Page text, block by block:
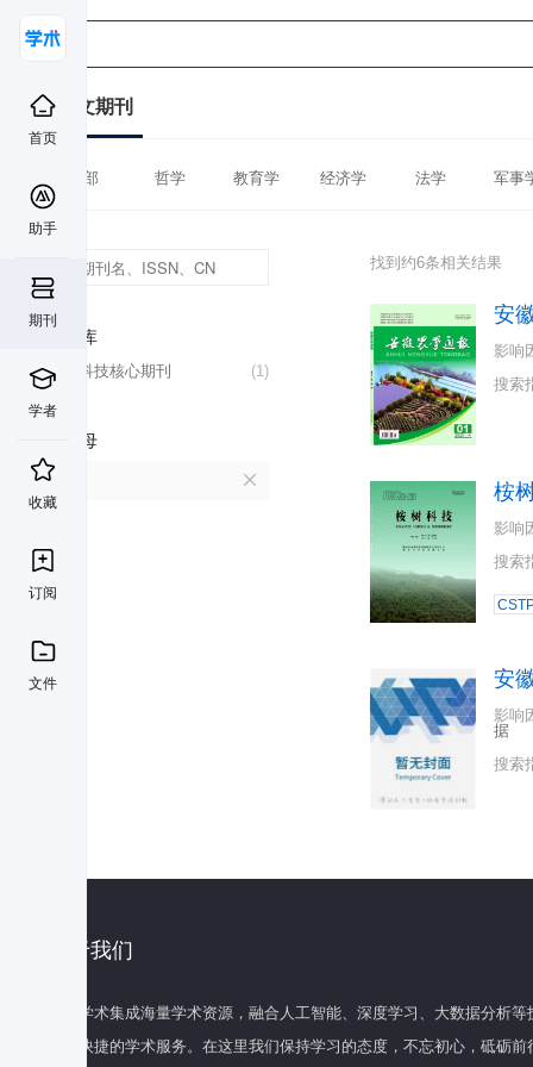
首页
助手
期刊
学者
收藏
订阅
文件
中文期刊
全部 哲学 教育学 经济学 法学 军事
数据库
(1)
中国科技核心期刊
首字母
找到约6条相关结果
安
影响
搜索
桉
影响
搜索
安
影响
据
搜索
关于我们
百度学术集成海量学术资源，融合人工智能、深度学习、大数据分析
全面快捷的学术服务。在这里我们保持学习的态度，不忘初心，砥砺前